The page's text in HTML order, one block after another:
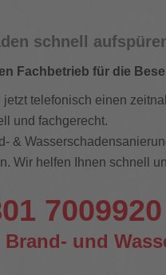
schnell
Fachbetrieb für die
telefonisch einen
und fachgerecht.
&
Wir helfen Ihnen schnell
7009920
Brand- und